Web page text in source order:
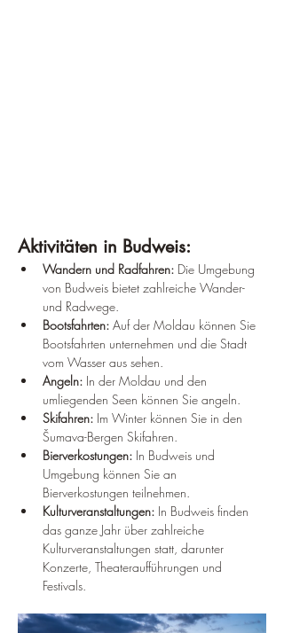
Aktivitäten in Budweis:
Wandern und Radfahren: Die Umgebung
von Budweis bietet zahlreiche Wander-
und Radwege.
Bootsfahrten: Auf der Moldau können Sie
Bootsfahrten unternehmen und die Stadt
vom Wasser aus sehen.
Angeln: In der Moldau und den
umliegenden Seen können Sie angeln.
Skifahren: Im Winter können Sie in den
Šumava-Bergen Skifahren.
Bierverkostungen: In Budweis und
Umgebung können Sie an
Bierverkostungen teilnehmen.
Kulturveranstaltungen: In Budweis finden
das ganze Jahr über zahlreiche
Kulturveranstaltungen statt, darunter
Konzerte, Theateraufführungen und
Festivals.